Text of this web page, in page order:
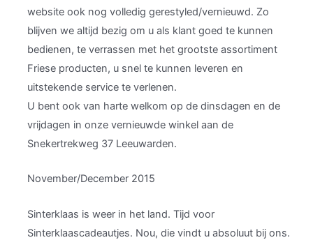
website ook nog volledig gerestyled/vernieuwd. Zo
blijven we altijd bezig om u als klant goed te kunnen
bedienen, te verrassen met het grootste assortiment
Friese producten, u snel te kunnen leveren en
uitstekende service te verlenen.
U bent ook van harte welkom op de dinsdagen en de
vrijdagen in onze vernieuwde winkel aan de
Snekertrekweg 37 Leeuwarden.
November/December 2015
Sinterklaas is weer in het land. Tijd voor
Sinterklaascadeautjes. Nou, die vindt u absoluut bij ons.